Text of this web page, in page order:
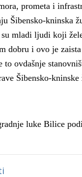
prometa i
Šibensko-kninska
mladi ljudi koji
dobru i ovo je
ovdašnje
Šibensko-kninske
luke Bilice